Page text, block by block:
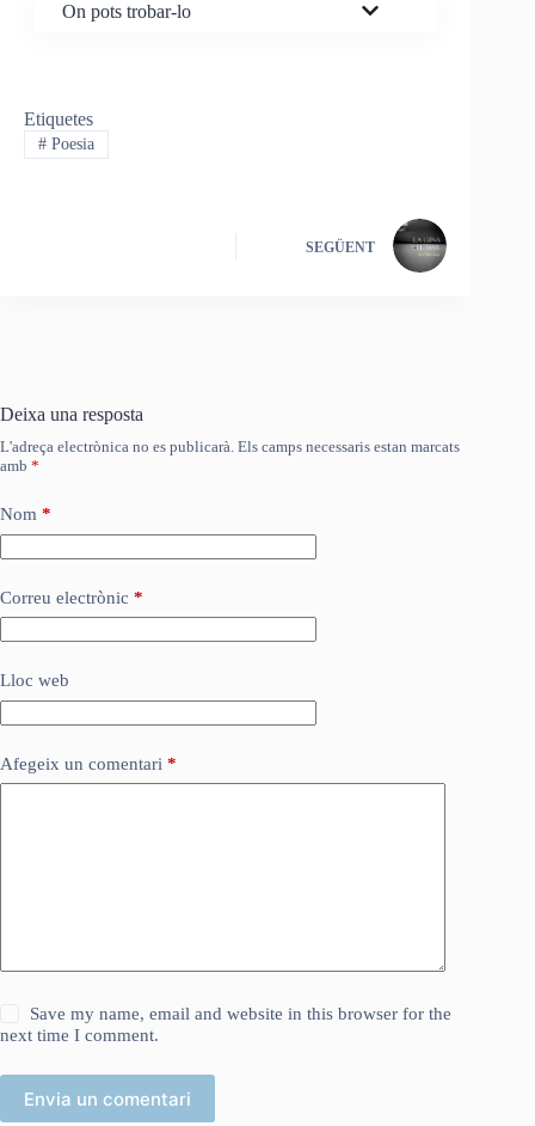
On pots trobar-lo
Etiquetes
#Poesia
SEGÜENT
Deixa una resposta
L'adreça electrònica no es publicarà. Els camps necessaris estan marcats
amb *
Nom *
Correu electrònic *
Lloc web
Afegeix un comentari *
Save my name, email and website in this browser for the
next time I comment.
Envia un comentari